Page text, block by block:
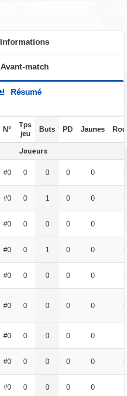
Informations
Avant-match
Résumé
N°
Tps
jeu
Buts PD Jaunes
Joueurs
#0 0 0 0 0 0
#0 0 1 0 0 0
#0 0 0 0 0 0
#0 0 1 0 0 0
#0 0 0 0 0 0
#0 0 0 0 0 0
#0 0 0 0 0 0
#0 0 0 0 0 0
#0 0 0 0 0 0